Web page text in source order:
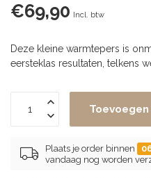
€69,90 Incl. btw
Deze kleine warmtepers is
eersteklas resultaten, telkens
Plaats je order binnen
vandaag nog worden